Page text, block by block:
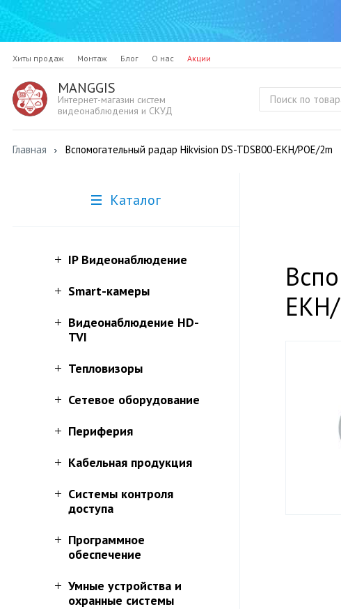
Хиты продаж Монтаж Блог О нас Акции
MANGGIS
Интернет-магазин систем
видеонаблюдения и СКУД
Главная Вспомогательный радар Hikvision DS-TDSB00-EKH/POE/2m
Каталог
IP Видеонаблюдение
Smart-камеры
Видеонаблюдение HD-
TVI
Тепловизоры
Сетевое оборудование
Периферия
Кабельная продукция
Системы контроля
доступа
Программное
обеспечение
Умные устройства и
охранные системы